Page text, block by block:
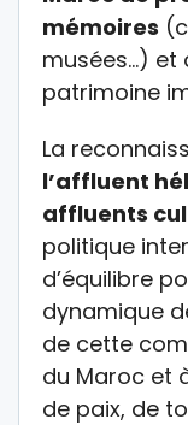
mémoires
musées…) et
patrimoine
La
l’affluent
affluents
politique
d’équilibre
dynamique
de cette
du Maroc et
de paix, de